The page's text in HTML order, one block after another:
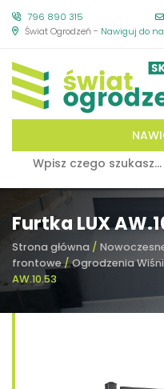
796 890 315
Świat Ogrodzeń - Nawiguj do
Furtka LUX
Strona główna /
frontowe/Ogrodzenia
AW.10.53